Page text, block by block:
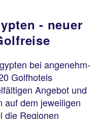
- neuer
bei angenehm-
Golfhotels
Angebot und
auf dem jeweiligen
die Regionen